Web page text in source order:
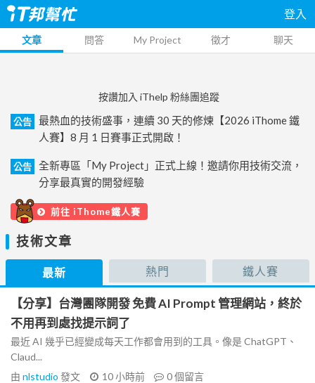
登入
文章 問答 My Project 徵才 聊天
按讚加入 iThelp 粉絲團追蹤
公告
最熱血的技術盛事，連續 30 天的修煉【2026 iThome 鐵
人賽】8 月 1 日賽事正式開啟！
公告
全新專區「My Project」正式上線！邀請你用技術交流，
分享最真實的開發經驗
前往 iThome鐵人賽
技術文章
最新 熱門 鐵人賽
【分享】台灣團隊開發 免費 AI Prompt 管理網站，終於
不用再到處找提示詞了
最近 AI 幾乎已經變成每天工作都會用到的工具。像是 ChatGPT、
Claud...
由 nlstudio 發文 10 小時前 0個留言